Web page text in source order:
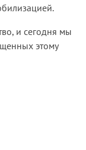
и сегодня мы
этому